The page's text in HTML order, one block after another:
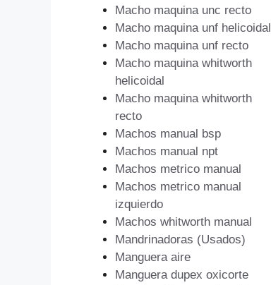
Macho maquina unc recto
Macho maquina unf helicoidal
Macho maquina unf recto
Macho maquina whitworth
helicoidal
Macho maquina whitworth
recto
Machos manual bsp
Machos manual npt
Machos metrico manual
Machos metrico manual
izquierdo
Machos whitworth manual
Mandrinadoras (Usados)
Manguera aire
Manguera dupex oxicorte